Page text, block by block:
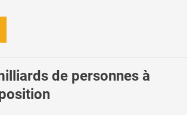
de personnes à